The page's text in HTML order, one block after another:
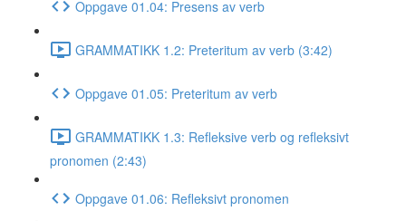
Oppgave 01.04: Presens av verb
GRAMMATIKK 1.2: Preteritum av verb (3:42)
Oppgave 01.05: Preteritum av verb
GRAMMATIKK 1.3: Refleksive verb og refleksivt
pronomen (2:43)
Oppgave 01.06: Refleksivt pronomen